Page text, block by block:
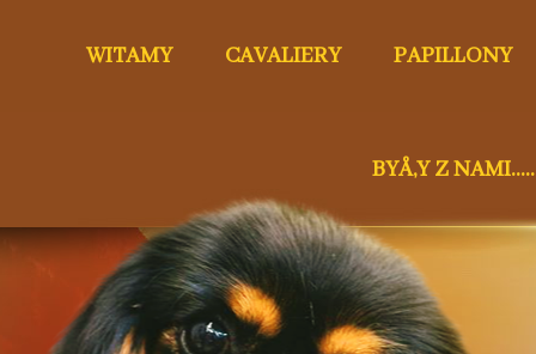
WITAMY CAVALIERY PAPILLONY
BYÅ‚Y Z NAMI.....